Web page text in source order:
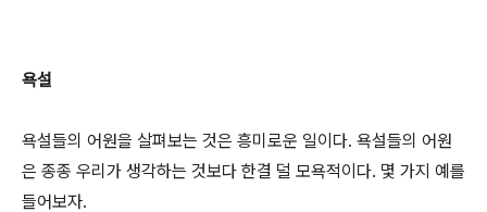
욕설
욕설들의 어원을 살펴보는 것은 흥미로운 일이다. 욕설들의 어원
은 종종 우리가 생각하는 것보다 한결 덜 모욕적이다. 몇 가지 예를
들어보자.